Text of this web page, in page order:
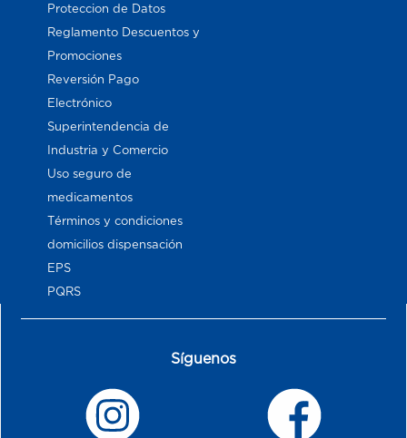
Proteccion de Datos
Reglamento Descuentos y
Promociones
Reversión Pago
Electrónico
Superintendencia de
Industria y Comercio
Uso seguro de
medicamentos
Términos y condiciones
domicilios dispensación
EPS
PQRS
Síguenos